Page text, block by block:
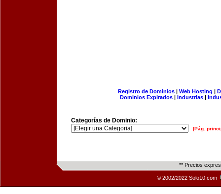
Registro de Dominios| Web Hosting |
Dominios Expirados | Industrias |
Categorías de Dominio:
[Pág.
** Precios
© 2002/2022 Solo10.com